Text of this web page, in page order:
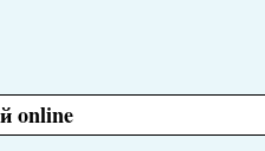
online